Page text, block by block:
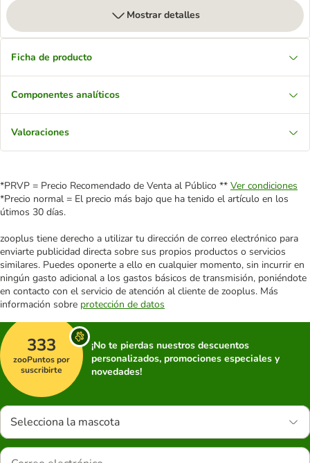
Mostrar detalles
Ficha de producto
Componentes analíticos
Valoraciones
*PRVP = Precio Recomendado de Venta al Público ** Ver condiciones
*Precio normal = El precio más bajo que ha tenido el artículo en los
útimos 30 días.
zooplus tiene derecho a utilizar tu dirección de correo electrónico para
enviarte publicidad directa sobre sus propios productos o servicios
similares. Puedes oponerte a ello en cualquier momento, sin incurrir en
ningún gasto adicional a los gastos básicos de transmisión, poniéndote
en contacto con el servicio de atención al cliente de zooplus. Más
información sobre protección de datos
333
zooPuntos por
suscribirte
¡No te pierdas nuestros descuentos
personalizados, promociones especiales y
novedades!
Selecciona la mascota